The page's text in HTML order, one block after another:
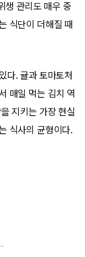
생 관리도 매우 중
식단이 더해질 때
다. 귤과 토마토처
매일 먹는 김치 역
지키는 가장 현실
식사의 균형이다.
기 감기 예방에 1위로 꼽은 음식